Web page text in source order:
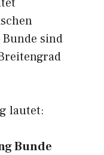
sind
lautet:
Bunde